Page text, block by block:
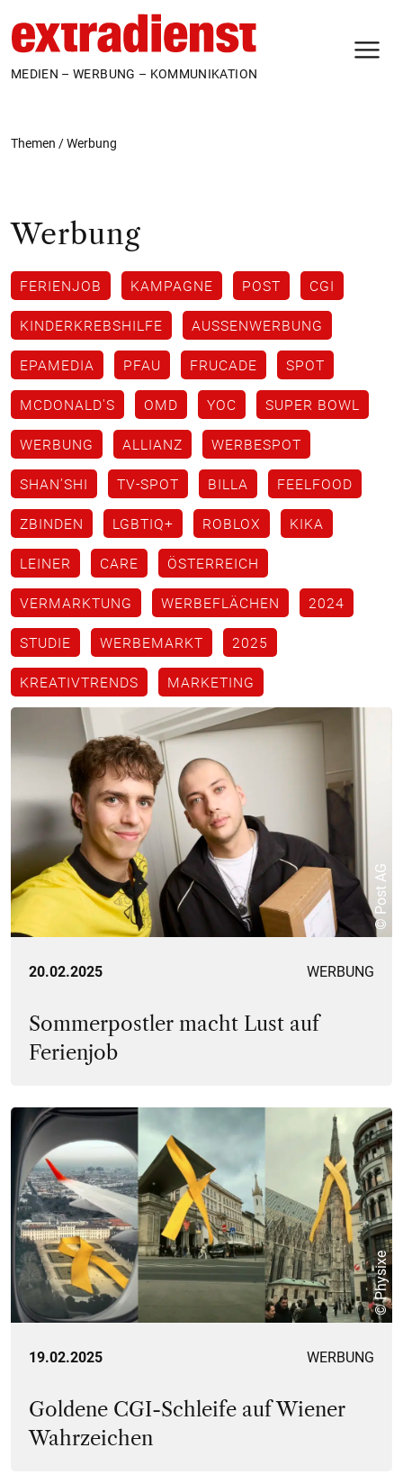
MEDIEN – WERBUNG – KOMMUNIKATION
Themen /Werbung
Werbung
FERIENJOB KAMPAGNE POST
CGI
KINDERKREBSHILFE
AUSSENWERBUNG
EPAMEDIA
PFAU FRUCADE
SPOT
MCDONALD'S
OMD YOC
SUPER BOWL
WERBUNG
ALLIANZ
WERBESPOT
SHAN’SHI
TV-SPOT BILLA
FEELFOOD
ZBINDEN
LGBTIQ+ ROBLOX
KIKA
LEINER
CARE
ÖSTERREICH
VERMARKTUNG
WERBEFLÄCHEN
2024
STUDIE
WERBEMARKT
2025
KREATIVTRENDS
MARKETING
© Post AG
20.02.2025 WERBUNG
Sommerpostler macht Lust auf
Ferienjob
© Physixe
19.02.2025 WERBUNG
Goldene CGI-Schleife auf Wiener
Wahrzeichen